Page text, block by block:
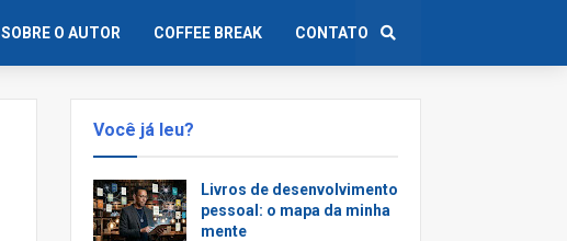
SOBRE O AUTOR COFFEE BREAK CONTATO
Você já leu?
Livros de desenvolvimento
pessoal: o mapa da minha
mente